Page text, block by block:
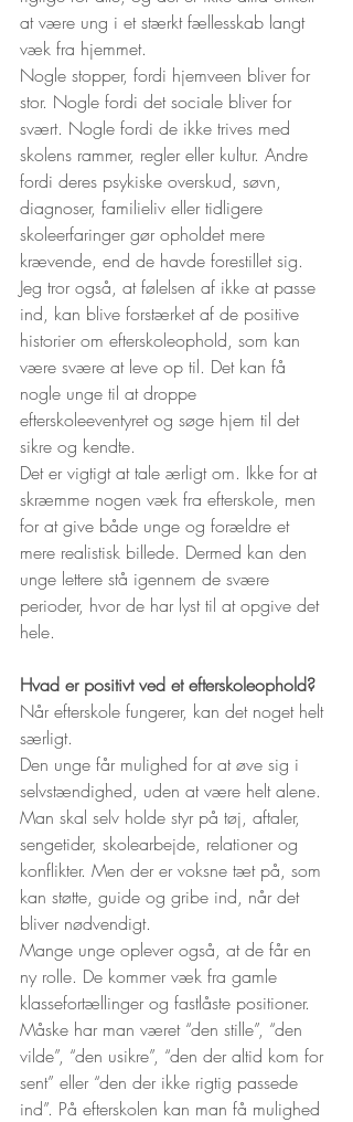
at være ung i et stærkt fællesskab langt
væk fra hjemmet.
Nogle stopper, fordi hjemveen bliver for
stor. Nogle fordi det sociale bliver for
svært. Nogle fordi de ikke trives med
skolens rammer, regler eller kultur. Andre
fordi deres psykiske overskud, søvn,
diagnoser, familieliv eller tidligere
skoleerfaringer gør opholdet mere
krævende, end de havde forestillet sig.
Jeg tror også, at følelsen af ikke at passe
ind, kan blive forstærket af de positive
historier om efterskoleophold, som kan
være svære at leve op til. Det kan få
nogle unge til at droppe
efterskoleeventyret og søge hjem til det
sikre og kendte.
Det er vigtigt at tale ærligt om. Ikke for at
skræmme nogen væk fra efterskole, men
for at give både unge og forældre et
mere realistisk billede. Dermed kan den
unge lettere stå igennem de svære
perioder, hvor de har lyst til at opgive det
hele.
Hvad er positivt ved et efterskoleophold?
Når efterskole fungerer, kan det noget helt
særligt.
Den unge får mulighed for at øve sig i
selvstændighed, uden at være helt alene.
Man skal selv holde styr på tøj, aftaler,
sengetider, skolearbejde, relationer og
konflikter. Men der er voksne tæt på, som
kan støtte, guide og gribe ind, når det
bliver nødvendigt.
Mange unge oplever også, at de får en
ny rolle. De kommer væk fra gamle
klassefortællinger og fastlåste positioner.
Måske har man været “den stille”, “den
vilde”, “den usikre”, “den der altid kom for
sent” eller “den der ikke rigtig passede
ind”. På efterskolen kan man få mulighed